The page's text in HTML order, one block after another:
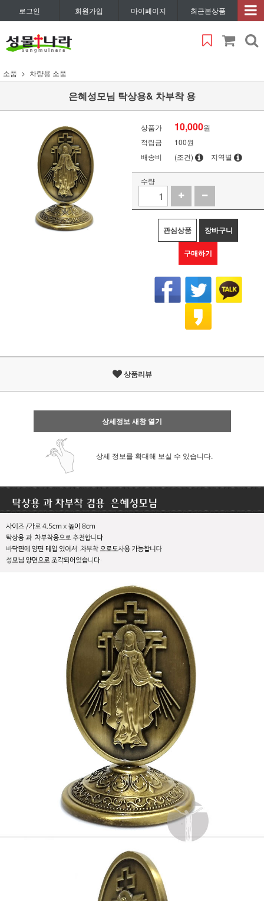
로그인 회원가입 마이페이지 최근본상품
소품 차량용 소품
은혜성모님 탁상용& 차부착 용
상품가 10,000원
적립금
100원
배송비
(조건) 지역별
수량
관심상품 장바구니
구매하기
상품리뷰
상세정보 새창 열기
상세 정보를 확대해 보실 수 있습니다.